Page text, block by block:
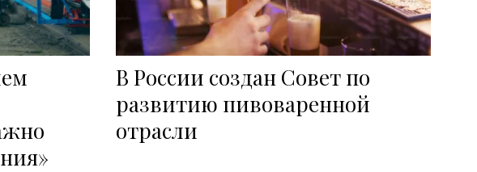
В России создан Совет по
развитию пивоваренной
отрасли